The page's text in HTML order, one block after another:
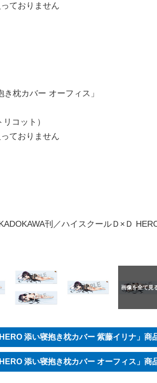
ておりません
枕カバー オーフィス」
コット）
ておりません
刊／ハイスクールＤ×Ｄ
添い寝抱き枕カバー 紫藤イリナ」商
添い寝抱き枕カバー オーフィス」商